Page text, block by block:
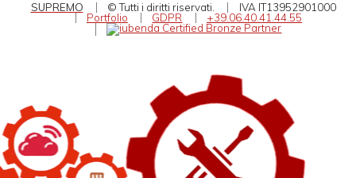
SUPREMO © Tutti i diritti riservati.
IVA IT13952901000
Portfolio
GDPR +39.06.40.41.44.55